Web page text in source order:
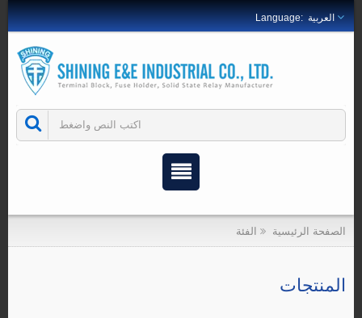
العربية
الصفحة الرئيسية الفئة
المنتجات